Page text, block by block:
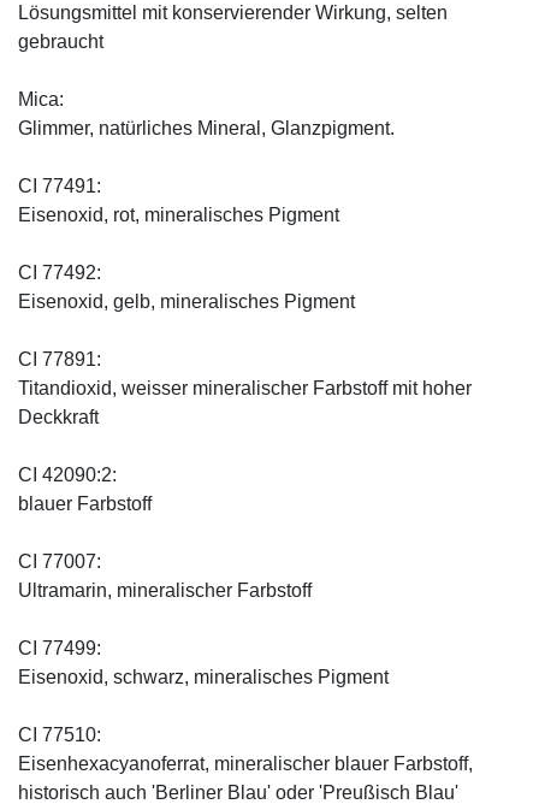
Lösungsmittel mit konservierender Wirkung, selten
gebraucht
Mica:
Glimmer, natürliches Mineral, Glanzpigment.
CI 77491:
Eisenoxid, rot, mineralisches Pigment
CI 77492:
Eisenoxid, gelb, mineralisches Pigment
CI 77891:
Titandioxid, weisser mineralischer Farbstoff mit hoher
Deckkraft
CI 42090:2:
blauer Farbstoff
CI 77007:
Ultramarin, mineralischer Farbstoff
CI 77499:
Eisenoxid, schwarz, mineralisches Pigment
CI 77510:
Eisenhexacyanoferrat, mineralischer blauer Farbstoff,
historisch auch 'Berliner Blau' oder 'Preußisch Blau'